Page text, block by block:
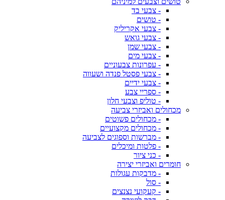
- צבעי בד
- טושים
- צבעי אקריליק
- צבעי גואש
- צבעי שמן
- צבעי מים
- עפרונות צבעוניים
- צבעי פסטל פנדה ושעווה
- צבעי ידיים
- ספריי צבע
- טוליפ וצבעי חלון
מכחולים ואביזרי צביעה
- מכחולים פשוטים
- מכחולים מקצועיים
- מברשות וספוגים לצביעה
- פלטות ומיכלים
- כני ציור
חומרים ואביזרי יצירה
- מדבקות עגולות
- סול
- קעקועי נצנצים